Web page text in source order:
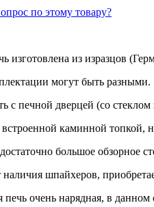
по этому товару?
изготовлена из изразцов
могут быть разными.
с печной дверцей (со стеклом
каминной топкой,
большое обзорное
наличия шпайхеров,
печь очень нарядная, в данном